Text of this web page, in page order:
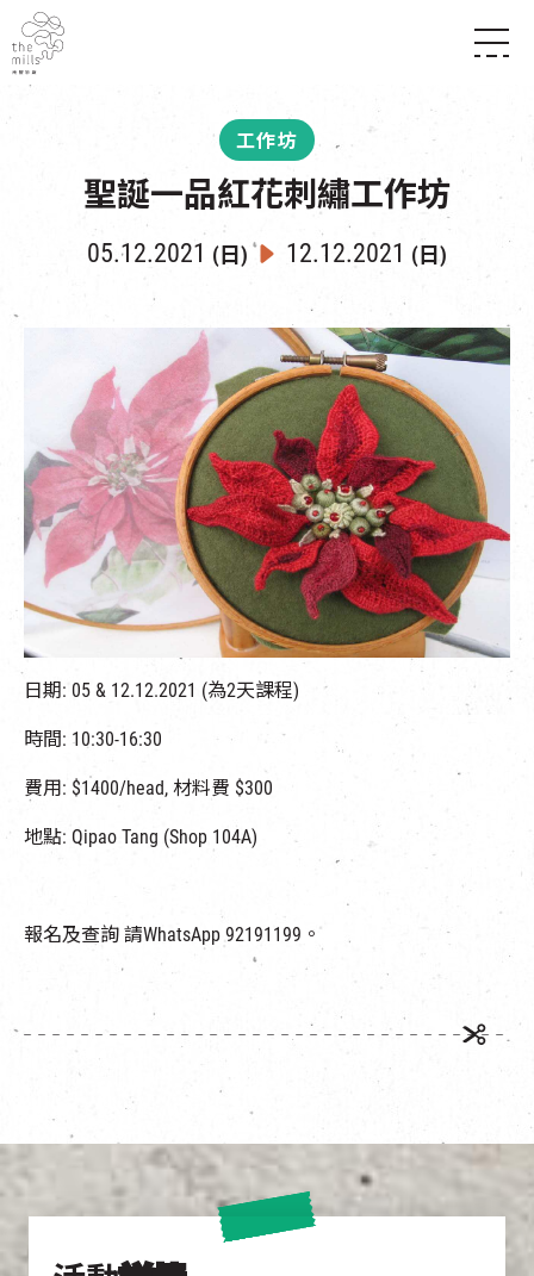
媒體中心
南豐店堂
商店
所有活動
世界之約
景點
CHAT六廠
南豐作坊
其他體驗
到訪我們
開放時間及位置
穿梭巴士服務
停車場
NF TOUCH
EN 簡
工作坊
聖誕一品紅花刺繡工作坊
05.12.2021 (日) 12.12.2021 (日)
日期: 05 & 12.12.2021 (為2天課程)
時間: 10:30-16:30
費用: $1400/head, 材料費 $300
地點: Qipao Tang (Shop 104A)
報名及查詢 請WhatsApp 92191199。